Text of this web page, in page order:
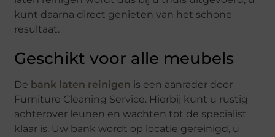
kunt daarna direct genieten van het schone
resultaat.
Geschikt voor alle meubels
De bank laten reinigen is een aanrader door
Furniture Cleaning Service. Hierbij kunt u rustig
achterover leunen en wachten tot de specialist
klaar is. Uw bank wordt op locatie gereinigd, u